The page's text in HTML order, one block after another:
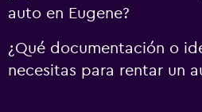
auto en Eugene?
¿Qué documentación o
necesitas para rentar un